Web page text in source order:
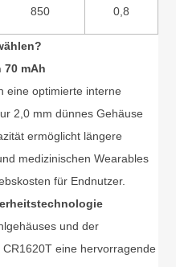
850 0,8
70 mAh
eine optimierte interne
2,0 mm dünnes Gehäuse
ermöglicht längere
medizinischen Wearables
für Endnutzer.
und der
eine hervorragende